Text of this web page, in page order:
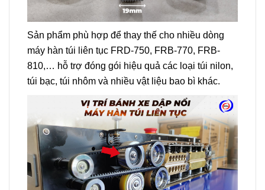
Sản phẩm phù hợp để thay thế cho nhiều dòng
máy hàn túi liên tục FRD-750, FRB-770, FRB-
810,… hỗ trợ đóng gói hiệu quả các loại túi nilon,
túi bạc, túi nhôm và nhiều vật liệu bao bì khác.